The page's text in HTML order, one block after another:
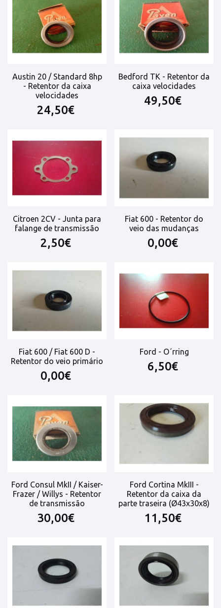
Austin 20 / Standard 8hp
- Retentor da caixa
velocidades
24,50€
Bedford TK - Retentor da
caixa velocidades
49,50€
Citroen 2CV - Junta para
falange de transmissão
2,50€
Fiat 600 - Retentor do
veio das mudanças
0,00€
Fiat 600 / Fiat 600 D -
Retentor do veio primário
0,00€
Ford - O´rring
6,50€
Ford Consul MkII / Kaiser-
Frazer / Willys - Retentor
de transmissão
30,00€
Ford Cortina MkIII -
Retentor da caixa da
parte traseira (Ø43x30x8)
11,50€